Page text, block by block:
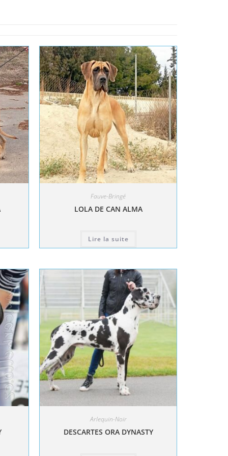
Fauve-Bringé
LOLA DE CAN ALMA
Lire la suite
Arlequin-Noir
DESCARTES ORA DYNASTY